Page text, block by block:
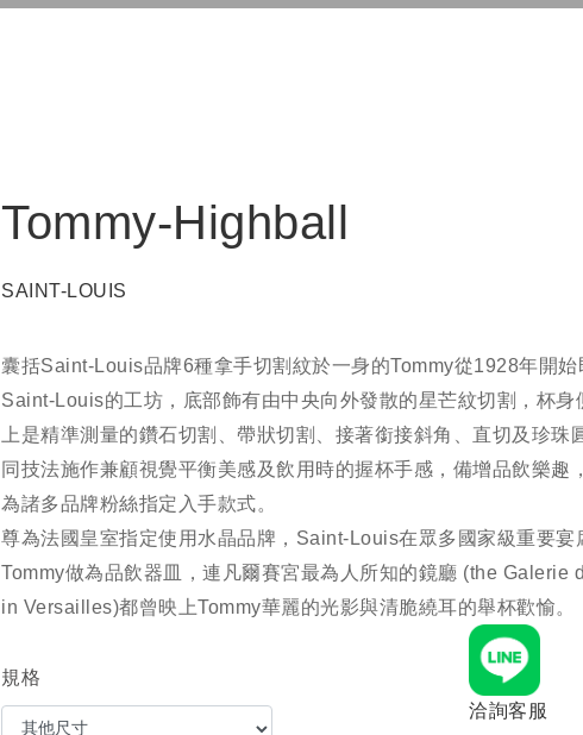
Tommy-Highball
SAINT-LOUIS
囊括Saint-Louis品牌6種拿手切割紋於一身的Tommy從1928年開始
Saint-Louis的工坊，底部飾有由中央向外發散的星芒紋切割，杯身
上是精準測量的鑽石切割、帶狀切割、接著銜接斜角、直切及珍珠
同技法施作兼顧視覺平衡美感及飲用時的握杯手感，備增品飲樂趣
為諸多品牌粉絲指定入手款式。
尊為法國皇室指定使用水晶品牌，Saint-Louis在眾多國家級重要宴
Tommy做為品飲器皿，連凡爾賽宮最為人所知的鏡廳 (the Galerie
in Versailles)都曾映上Tommy華麗的光影與清脆繞耳的舉杯歡愉。
規格
洽詢客服